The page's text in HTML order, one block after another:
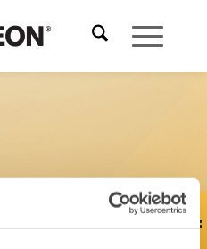
Специализиран за: